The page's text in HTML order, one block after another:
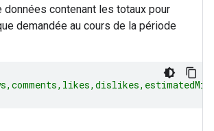
données contenant les totaux pour
demandée au cours de la période